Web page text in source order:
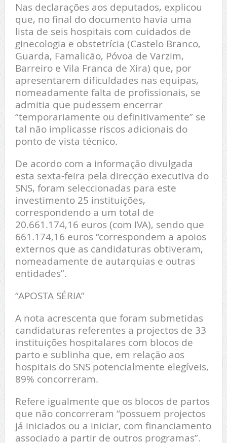
Nas declarações aos deputados, explicou
que, no final do documento havia uma
lista de seis hospitais com cuidados de
ginecologia e obstetrícia (Castelo Branco,
Guarda, Famalicão, Póvoa de Varzim,
Barreiro e Vila Franca de Xira) que, por
apresentarem dificuldades nas equipas,
nomeadamente falta de profissionais, se
admitia que pudessem encerrar
“temporariamente ou definitivamente” se
tal não implicasse riscos adicionais do
ponto de vista técnico.
De acordo com a informação divulgada
esta sexta-feira pela direcção executiva do
SNS, foram seleccionadas para este
investimento 25 instituições,
correspondendo a um total de
20.661.174,16 euros (com IVA), sendo que
661.174,16 euros “correspondem a apoios
externos que as candidaturas obtiveram,
nomeadamente de autarquias e outras
entidades”.
“APOSTA SÉRIA”
A nota acrescenta que foram submetidas
candidaturas referentes a projectos de 33
instituições hospitalares com blocos de
parto e sublinha que, em relação aos
hospitais do SNS potencialmente elegíveis,
89% concorreram.
Refere igualmente que os blocos de partos
que não concorreram “possuem projectos
já iniciados ou a iniciar, com financiamento
associado a partir de outros programas”.